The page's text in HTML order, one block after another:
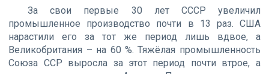
За свои первые 30 лет СССР увеличил
промышленное производство почти в 13 раз. США
нарастили его за тот же период лишь вдвое, а
Великобритания – на 60 %. Тяжёлая промышленность
Союза ССР выросла за этот период почти втрое, а